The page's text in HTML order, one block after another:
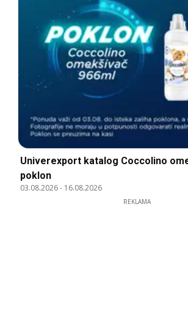
Univerexport katalog Coccolino
poklon
03.08.2026- 16.08.2026
REKLAMA